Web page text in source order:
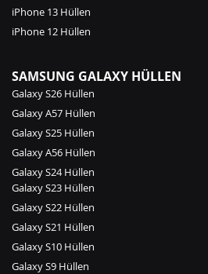
iPhone 13 Hüllen
iPhone 12 Hüllen
SAMSUNG GALAXY HÜLLEN
Galaxy S26 Hüllen
Galaxy A57 Hüllen
Galaxy S25 Hüllen
Galaxy A56 Hüllen
Galaxy S24 Hüllen
Galaxy S23 Hüllen
Galaxy S22 Hüllen
Galaxy S21 Hüllen
Galaxy S10 Hüllen
Galaxy S9 Hüllen